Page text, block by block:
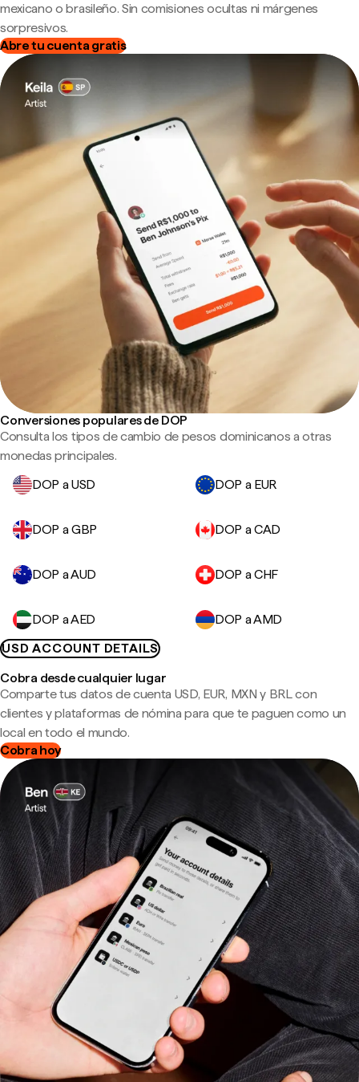
mexicano o brasileño. Sin comisiones ocultas ni márgenes
sorpresivos.
Abre tu cuenta gratis
Conversiones populares de DOP
Consulta los tipos de cambio de pesos dominicanos a otras
monedas principales.
DOP a USD
DOP a EUR
DOP a GBP DOP a CAD
DOP a AUD DOP a CHF
DOP a AED
DOP a AMD
USD ACCOUNT DETAILS
Cobra desde cualquier lugar
Comparte tus datos de cuenta USD, EUR, MXN y BRL con
clientes y plataformas de nómina para que te paguen como un
local en todo el mundo.
Cobra hoy